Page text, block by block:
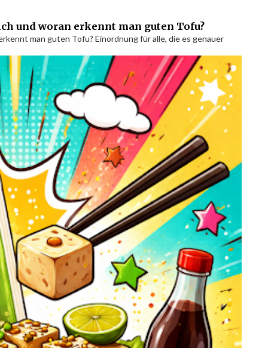
und woran erkennt man guten Tofu?
man guten Tofu? Einordnung für alle, die es genauer